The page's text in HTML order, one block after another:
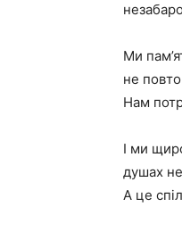
Ми
не
Нам
І ми
душах
А це